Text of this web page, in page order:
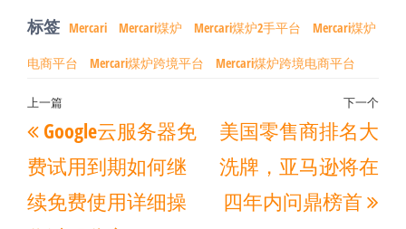
标签 Mercari Mercari煤炉 Mercari煤炉2手平台 Mercari煤炉
电商平台 Mercari煤炉跨境平台 Mercari煤炉跨境电商平台
文
章
导
航
上
一
篇
文
上一篇
Google云服务器免
费试用到期如何继
续免费使用详细操
下
篇
下一个
美国零售商排名大
洗牌，亚马逊将在
四年内问鼎榜首